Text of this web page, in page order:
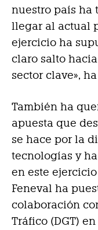
nuestro país ha
llegar al actual
ejercicio ha
claro salto
sector clave»,
También ha
apuesta que
se hace por la
tecnologías y
en este
Feneval ha
colaboración
Tráfico (DGT)